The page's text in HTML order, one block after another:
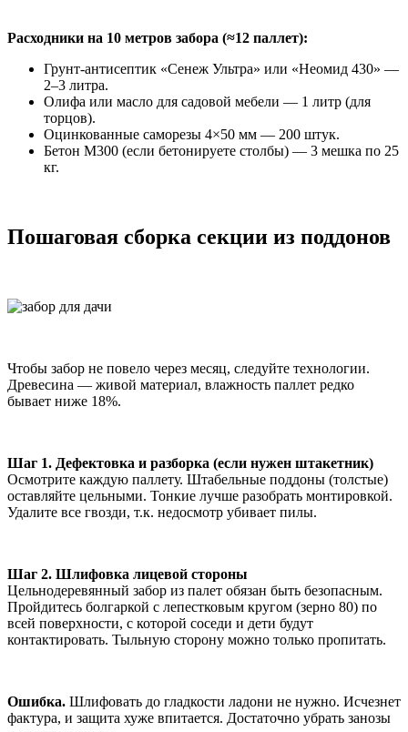
Расходники на 10 метров забора (≈12 паллет):
Грунт-антисептик «Сенеж Ультра» или «Неомид 430» —
2–3 литра.
Олифа или масло для садовой мебели — 1 литр (для
торцов).
Оцинкованные саморезы 4×50 мм — 200 штук.
Бетон М300 (если бетонируете столбы) — 3 мешка по 25
кг.
Пошаговая сборка секции из поддонов
Чтобы забор не повело через месяц, следуйте технологии.
Древесина — живой материал, влажность паллет редко
бывает ниже 18%.
Шаг 1. Дефектовка и разборка (если нужен штакетник)
Осмотрите каждую паллету. Штабельные поддоны (толстые)
оставляйте цельными. Тонкие лучше разобрать монтировкой.
Удалите все гвозди, т.к. недосмотр убивает пилы.
Шаг 2. Шлифовка лицевой стороны
Цельнодеревянный забор из палет обязан быть безопасным.
Пройдитесь болгаркой с лепестковым кругом (зерно 80) по
всей поверхности, с которой соседи и дети будут
контактировать. Тыльную сторону можно только пропитать.
Ошибка. Шлифовать до гладкости ладони не нужно. Исчезнет
фактура, и защита хуже впитается. Достаточно убрать занозы